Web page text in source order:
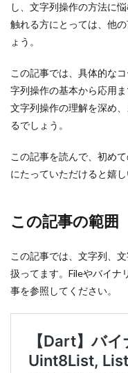
し、文字列操作の方法に
触れる方にとっては、他
ょう。
この記事では、具体的な
字列操作の基本から応用
文字列操作の理解を深め
るでしょう。
この記事を読んで、初め
にたっていただけると嬉し
この記事の範囲
この記事では、文字列、
扱ってます。Fileやバイナ
事を参照してください。